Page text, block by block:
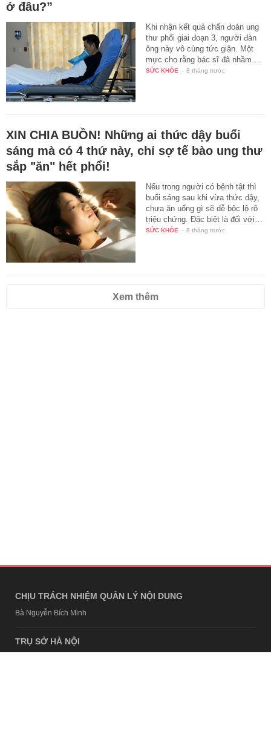
ở đâu?”
Khi nhận kết quả chẩn đoán ung
thư phổi giai đoạn 3, người đàn
ông này vô cùng tức giận. Một
mực cho rằng bác sĩ đã nhầm…
SỨC KHỎE - 8 tháng trước
XIN CHIA BUỒN! Những ai thức dậy buổi
sáng mà có 4 thứ này, chỉ sợ tế bào ung thư
sắp "ăn" hết phổi!
Nếu trong người có bệnh tật thì
buổi sáng sau khi vừa thức dậy,
chưa ăn uống gì sẽ dễ bộc lộ rõ
triệu chứng. Đặc biệt là đối với…
SỨC KHỎE - 8 tháng trước
Xem thêm
CHỊU TRÁCH NHIỆM QUẢN LÝ NỘI DUNG
Bà Nguyễn Bích Minh
TRỤ SỞ HÀ NỘI